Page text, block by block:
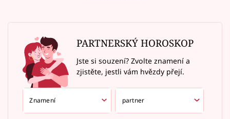
PARTNERSKÝ HOROSKOP
Jste si souzení? Zvolte znamení a
zjistěte, jestli vám hvězdy přejí.